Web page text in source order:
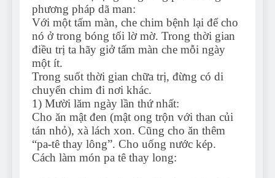
phương pháp dã man:
Với một tấm màn, che chim bệnh lại để cho
nó ở trong bóng tối lờ mờ. Trong thời gian
điều trị ta hãy giở tấm màn che mỗi ngày
một ít.
Trong suốt thời gian chữa trị, đừng có di
chuyển chim đi nơi khác.
1) Mười lăm ngày lần thứ nhất:
Cho ăn mật đen (mật ong trộn với than củi
tán nhỏ), xà lách xon. Cũng cho ăn thêm
“pa-tê thay lông”. Cho uống nước kép.
Cách làm món pa tê thay long: